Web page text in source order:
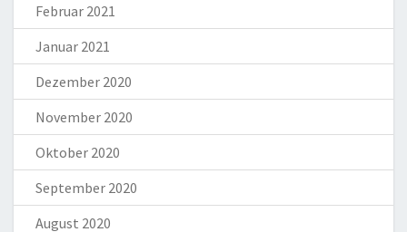
Februar 2021
Januar 2021
Dezember 2020
November 2020
Oktober 2020
September 2020
August 2020